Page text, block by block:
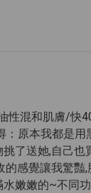
性混和肌膚/快
：原本我都是
了送她,自己也
的感覺讓我驚豔
嫩嫩的~不同